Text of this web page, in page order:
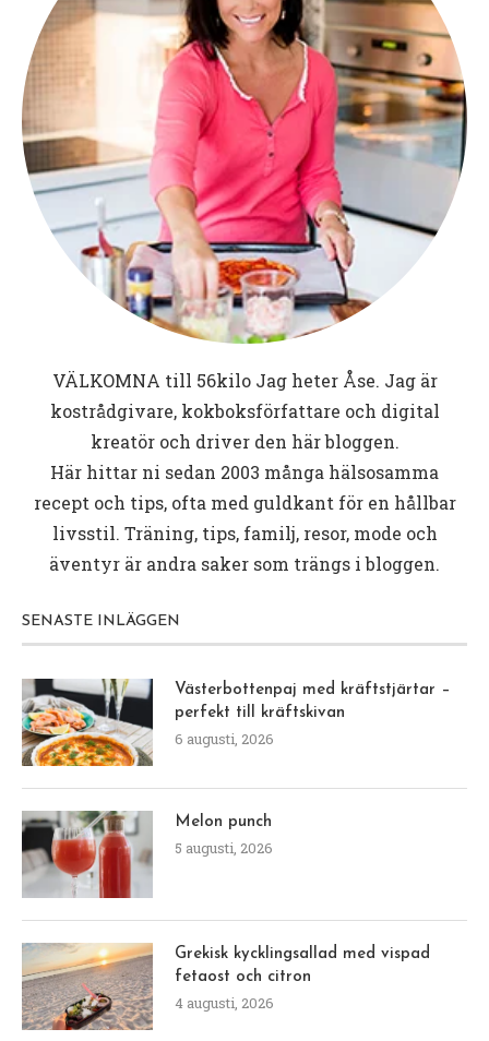
VÄLKOMNA till 56kiloJag heter Åse. Jag är
kostrådgivare, kokboksförfattare och digital
kreatör och driver den här bloggen.
Här hittar ni sedan 2003 många hälsosamma
recept och tips, ofta med guldkant för en hållbar
livsstil. Träning, tips, familj, resor, mode och
äventyr är andra saker som trängs i bloggen.
SENASTE INLÄGGEN
Västerbottenpaj med kräftstjärtar –
perfekt till kräftskivan
6 augusti, 2026
Melon punch
5 augusti, 2026
Grekisk kycklingsallad med vispad
fetaost och citron
4 augusti, 2026